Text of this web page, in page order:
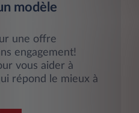
modèle
une offre
engagement!
vous aider à
répond le mieux à